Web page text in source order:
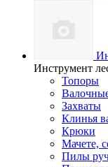
Инструмент
Топоры
Захваты
Клинья
Крюки
Мачете,
Пилы